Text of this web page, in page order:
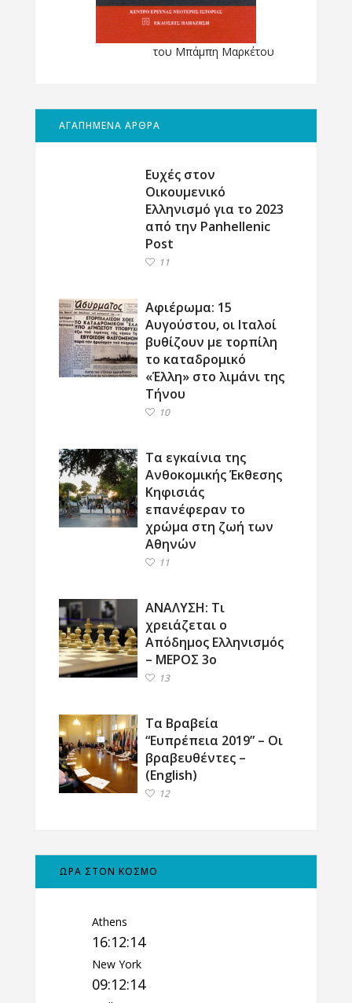
του Μπάμπη Μαρκέτου
ΑΓΑΠΗΜΕΝΑ ΑΡΘΡΑ
Ευχές στον
Οικουμενικό
Ελληνισμό για το 2023
από την Panhellenic
Post
11
Αφιέρωμα: 15
Αυγούστου, οι Ιταλοί
βυθίζουν με τορπίλη
το καταδρομικό
«Έλλη» στο λιμάνι της
Τήνου
10
Τα εγκαίνια της
Ανθοκομικής Έκθεσης
Κηφισιάς
επανέφεραν το
χρώμα στη ζωή των
Αθηνών
11
ΑΝΑΛΥΣΗ: Τι
χρειάζεται ο
Απόδημος Ελληνισμός
– ΜΕΡΟΣ 3ο
13
Τα Βραβεία
“Ευπρέπεια 2019” – Οι
βραβευθέντες –
(English)
12
ΩΡΑ ΣΤΟΝ ΚΟΣΜΟ
Athens
16:12:15
New York
09:12:15